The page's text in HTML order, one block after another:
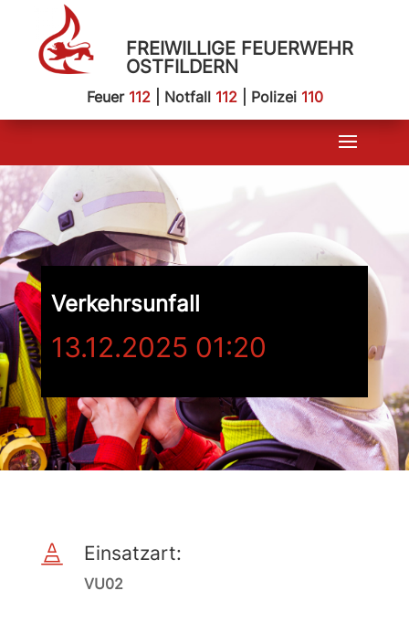
FREIWILLIGE FEUERWEHR
OSTFILDERN
Feuer 112| Notfall 112| Polizei 110
Verkehrsunfall
13.12.2025 01:20
 Einsatzart:
VU02